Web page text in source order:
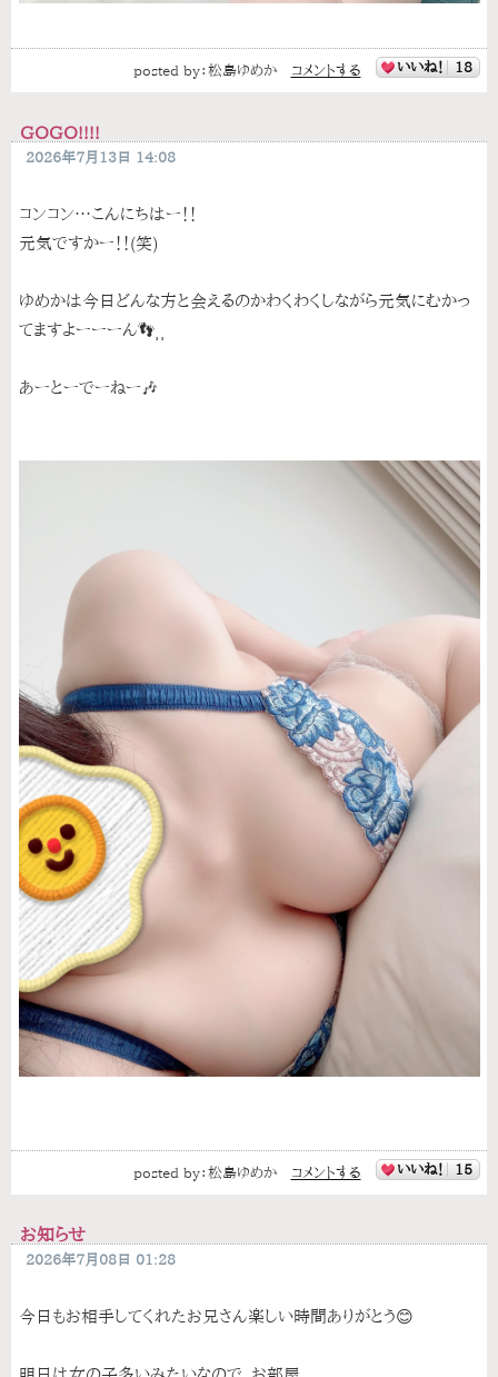
posted by： 松島ゆめか コメントする いいね！ 18
GOGO!!!!
2026年7月13日 14:08
コンコン…こんにちはー！！
元気ですかー！！(笑)
ゆめかは今日どんな方と会えるのかわくわくしながら元気にむかっ
てますよーーーん👣⸒⸒
あーとーでーねー🎶
posted by： 松島ゆめか コメントする いいね！ 15
お知らせ
2026年7月08日 01:28
今日もお相手してくれたお兄さん楽しい時間ありがとう😊